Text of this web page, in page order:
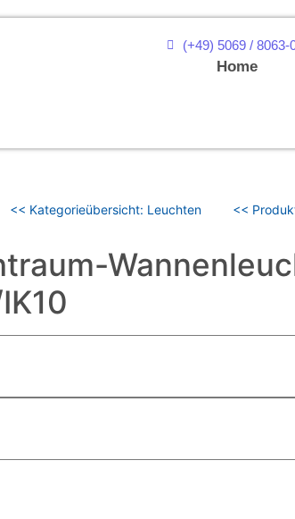
(+49) 5069 / 8063-
Home
<< Kategorieübersicht: Leuchten <<